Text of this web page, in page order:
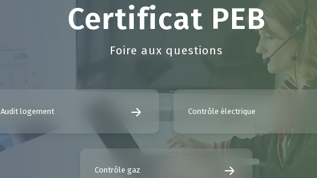
Certificat PEB
Foire aux questions
Audit logement Contrôle électrique
Contrôle gaz